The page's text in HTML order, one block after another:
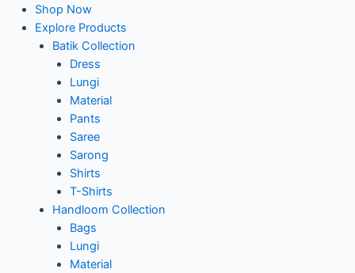
Shop Now
Explore Products
Batik Collection
Dress
Lungi
Material
Pants
Saree
Sarong
Shirts
T-Shirts
Handloom Collection
Bags
Lungi
Material